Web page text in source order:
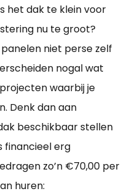
het dak te klein voor
nu te groot?
niet perse zelf
nogal wat
waarbij je
Denk dan aan
beschikbaar stellen
financieel erg
zo’n €70,00 per
huren: